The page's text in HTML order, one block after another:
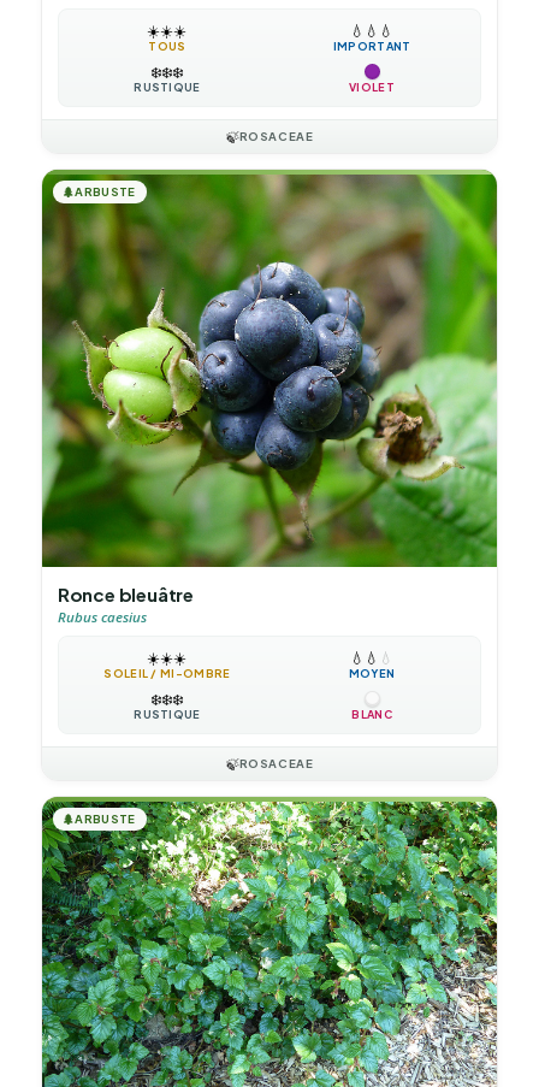
☀️☀️☀️
TOUS
💧 💧 💧
IMPORTANT
❄️❄️❄️
RUSTIQUE VIOLET
🍃ROSACEAE
🌲ARBUSTE
Ronce bleuâtre
Rubus caesius
☀️☀️☀️
SOLEIL / MI-OMBRE
💧 💧 💧
MOYEN
❄️❄️❄️
RUSTIQUE BLANC
🍃ROSACEAE
🌲ARBUSTE